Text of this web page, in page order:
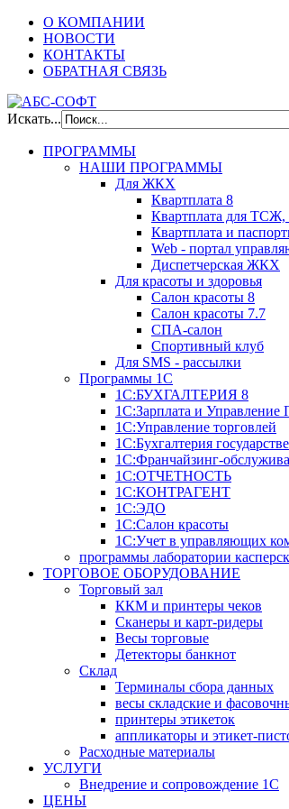
О КОМПАНИИ
НОВОСТИ
КОНТАКТЫ
ОБРАТНАЯ СВЯЗЬ
Искать...
ПРОГРАММЫ
НАШИ ПРОГРАММЫ
Для ЖКХ
Квартплата 8
Квартплата для
Квартплата и
Web - портал
Диспетчерская ЖКХ
Для красоты и здоровья
Салон красоты 8
Салон красоты 7.7
СПА-салон
Спортивный клуб
Для SMS - рассылки
Программы 1С
1С:БУХГАЛТЕРИЯ 8
1С:Зарплата и Управление
1С:Управление торговлей
1С:Бухгалтерия
1С:Франчайзинг-
1С:ОТЧЕТНОСТЬ
1С:КОНТРАГЕНТ
1С:ЭДО
1С:Салон красоты
1С:Учет в управляющих
программы лаборатории
ТОРГОВОЕ ОБОРУДОВАНИЕ
Торговый зал
ККМ и принтеры чеков
Сканеры и карт-ридеры
Весы торговые
Детекторы банкнот
Склад
Терминалы сбора данных
весы складские и
принтеры этикеток
аппликаторы и этикет-
Расходные материалы
УСЛУГИ
Внедрение и сопровождение 1С
ЦЕНЫ